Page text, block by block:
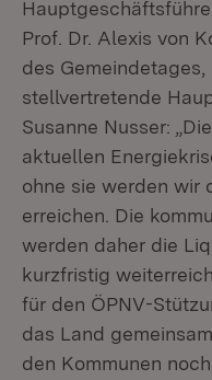
Prof. Dr. Alexis von
des
stellvertretende
Susanne Nusser:
aktuellen
ohne sie werden wir
erreichen. Die
werden daher die
kurzfristig
für den ÖPNV-
das Land
den Kommunen